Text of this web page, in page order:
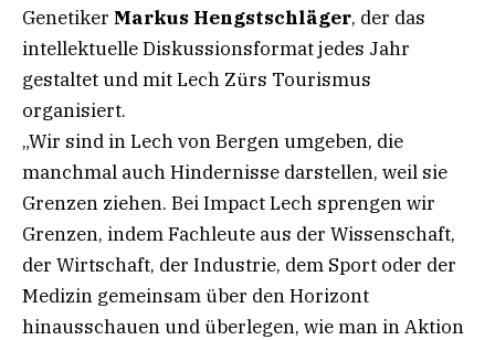
Genetiker Markus Hengstschläger, der das
intellektuelle Diskussionsformat jedes Jahr
gestaltet und mit Lech Zürs Tourismus
organisiert.
„Wir sind in Lech von Bergen umgeben, die
manchmal auch Hindernisse darstellen, weil sie
Grenzen ziehen. Bei Impact Lech sprengen wir
Grenzen, indem Fachleute aus der Wissenschaft,
der Wirtschaft, der Industrie, dem Sport oder der
Medizin gemeinsam über den Horizont
hinausschauen und überlegen, wie man in Aktion